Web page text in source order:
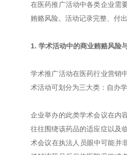
在医药推广活动中各类企业需
贿赂风险。活动记录完整、付
1. 学术活动中的商业贿赂风险
学术推广活动在医药行业营销
术活动可划分为三大类：自办
企业举办的此类学术会议在内
往往围绕该药品的适应症以及
术会议在执法人员眼中可能并